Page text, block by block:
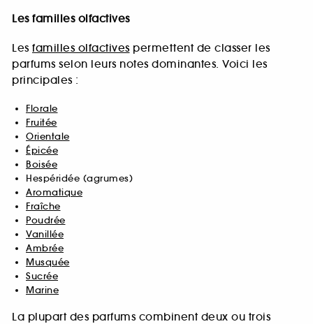
Les familles olfactives
Les familles olfactives permettent de classer les
parfums selon leurs notes dominantes. Voici les
principales :
Florale
Fruitée
Orientale
Épicée
Boisée
Hespéridée (agrumes)
Aromatique
Fraîche
Poudrée
Vanillée
Ambrée
Musquée
Sucrée
Marine
La plupart des parfums combinent deux ou trois